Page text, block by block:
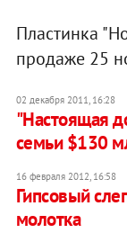
Пластинка
продаже 25
02 декабря 2011, 16:28
"Настоящая
семьи $130
16 февраля 2012, 16:58
Гипсовый
молотка